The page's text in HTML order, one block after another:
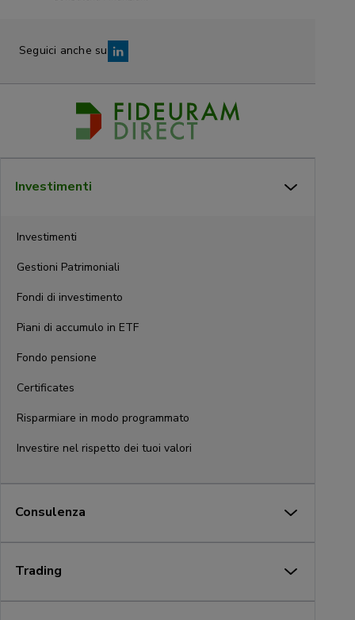
Seguici anche su
Investimenti
Investimenti
Gestioni Patrimoniali
Fondi di investimento
Piani di accumulo in ETF
Fondo pensione
Certificates
Risparmiare in modo programmato
Investire nel rispetto dei tuoi valori
Consulenza
Trading